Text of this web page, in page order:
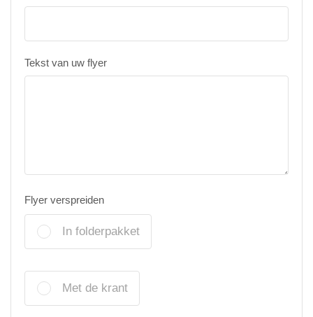
Tekst van uw flyer
Flyer verspreiden
In folderpakket
Met de krant